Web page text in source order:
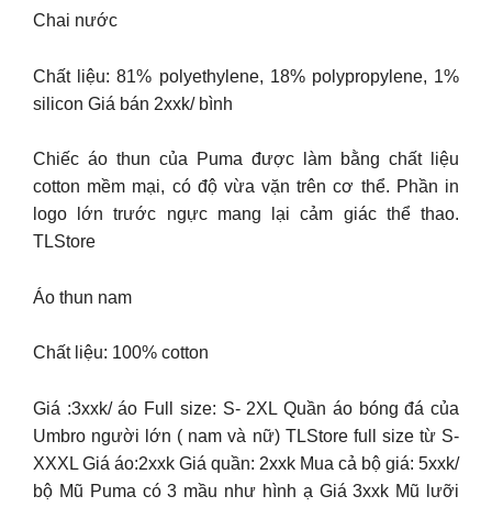
Chai nước
Chất liệu: 81% polyethylene, 18% polypropylene, 1%
silicon Giá bán 2xxk/ bình
Chiếc áo thun của Puma được làm bằng chất liệu
cotton mềm mại, có độ vừa vặn trên cơ thể. Phần in
logo lớn trước ngực mang lại cảm giác thể thao.
TLStore
Áo thun nam
Chất liệu: 100% cotton
Giá :3xxk/ áo Full size: S- 2XL Quần áo bóng đá của
Umbro người lớn ( nam và nữ) TLStore full size từ S-
XXXL Giá áo:2xxk Giá quần: 2xxk Mua cả bộ giá: 5xxk/
bộ Mũ Puma có 3 mầu như hình ạ Giá 3xxk Mũ lưỡi